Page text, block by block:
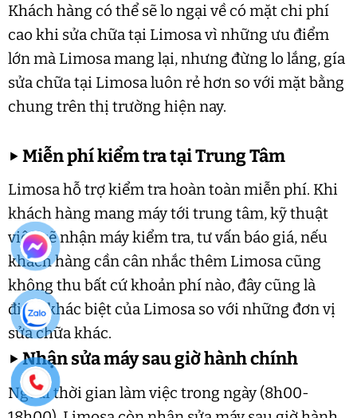
Khách hàng có thể sẽ lo ngại về có mặt chi phí
cao khi sửa chữa tại Limosa vì những ưu điểm
lớn mà Limosa mang lại, nhưng đừng lo lắng, gía
sửa chữa tại Limosa luôn rẻ hơn so với mặt bằng
chung trên thị trường hiện nay.
▶Miễn phí kiểm tra tại Trung Tâm
Limosa hỗ trợ kiểm tra hoàn toàn miễn phí. Khi
khách hàng mang máy tới trung tâm, kỹ thuật
viên sẽ nhận máy kiểm tra, tư vấn báo giá, nếu
khách hàng cần cân nhắc thêm Limosa cũng
không thu bất cứ khoản phí nào, đây cũng là
điểm khác biệt của Limosa so với những đơn vị
sửa chữa khác.
▶Nhận sửa máy sau giờ hành chính
Ngoài thời gian làm việc trong ngày (8h00-